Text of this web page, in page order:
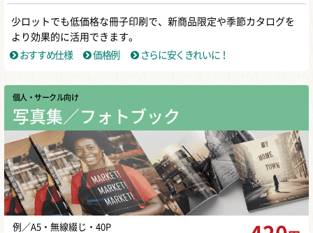
少ロットでも低価格な冊子印刷で、新商品限定や季節カタログを
より効果的に活用できます。
おすすめ仕様
価格例 さらに安くきれいに！
個人・サークル向け
写真集／フォトブック
例／A5・無線綴じ・40P